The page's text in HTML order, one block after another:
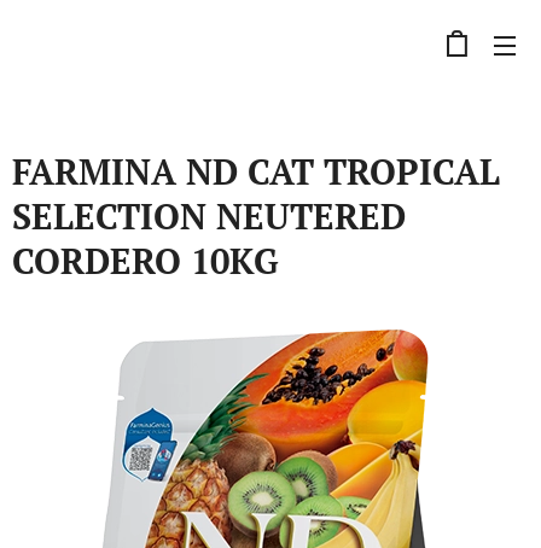
FARMINA ND CAT TROPICAL
SELECTION NEUTERED
CORDERO 10KG